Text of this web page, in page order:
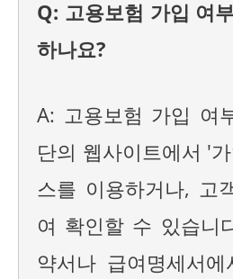
Q: 고용보험 가입 여
하나요?
A: 고용보험 가입 여
단의 웹사이트에서 '
스를 이용하거나, 고
여 확인할 수 있습니
약서나 급여명세서